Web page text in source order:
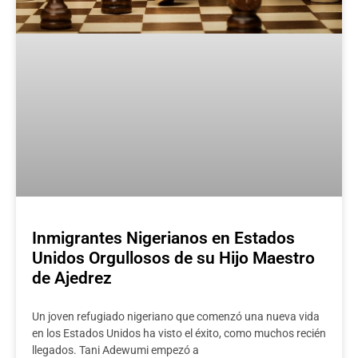
Inmigrantes Nigerianos en Estados
Unidos Orgullosos de su Hijo Maestro
de Ajedrez
Un joven refugiado nigeriano que comenzó una nueva vida
en los Estados Unidos ha visto el éxito, como muchos recién
llegados. Tani Adewumi empezó a